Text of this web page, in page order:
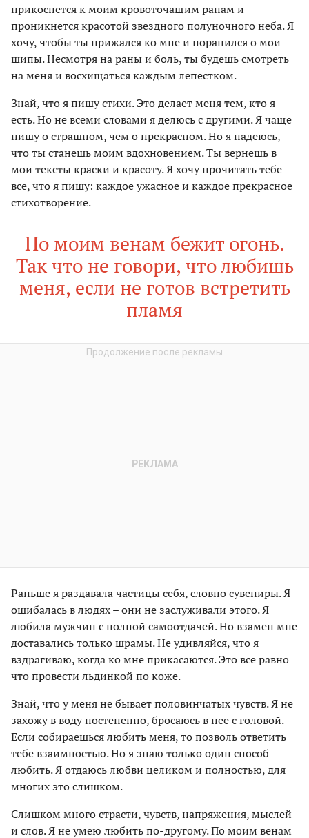
прикоснется к моим кровоточащим ранам и
проникнется красотой звездного полуночного неба. Я
хочу, чтобы ты прижался ко мне и поранился о мои
шипы. Несмотря на раны и боль, ты будешь смотреть
на меня и восхищаться каждым лепестком.
Знай, что я пишу стихи. Это делает меня тем, кто я
есть. Но не всеми словами я делюсь с другими. Я чаще
пишу о страшном, чем о прекрасном. Но я надеюсь,
что ты станешь моим вдохновением. Ты вернешь в
мои тексты краски и красоту. Я хочу прочитать тебе
все, что я пишу: каждое ужасное и каждое прекрасное
стихотворение.
По моим венам бежит огонь.
Так что не говори, что любишь
меня, если не готов встретить
пламя
Раньше я раздавала частицы себя, словно сувениры. Я
ошибалась в людях – они не заслуживали этого. Я
любила мужчин с полной самоотдачей. Но взамен мне
доставались только шрамы. Не удивляйся, что я
вздрагиваю, когда ко мне прикасаются. Это все равно
что провести льдинкой по коже.
Знай, что у меня не бывает половинчатых чувств. Я не
захожу в воду постепенно, бросаюсь в нее с головой.
Если собираешься любить меня, то позволь ответить
тебе взаимностью. Но я знаю только один способ
любить. Я отдаюсь любви целиком и полностью, для
многих это слишком.
Слишком много страсти, чувств, напряжения, мыслей
и слов. Я не умею любить по-другому. По моим венам